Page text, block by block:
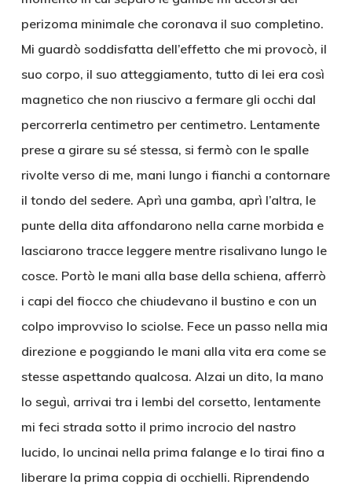
perizoma minimale che coronava il suo completino.
Mi guardò soddisfatta dell’effetto che mi provocò, il
suo corpo, il suo atteggiamento, tutto di lei era così
magnetico che non riuscivo a fermare gli occhi dal
percorrerla centimetro per centimetro. Lentamente
prese a girare su sé stessa, si fermò con le spalle
rivolte verso di me, mani lungo i fianchi a contornare
il tondo del sedere. Aprì una gamba, aprì l’altra, le
punte della dita affondarono nella carne morbida e
lasciarono tracce leggere mentre risalivano lungo le
cosce. Portò le mani alla base della schiena, afferrò
i capi del fiocco che chiudevano il bustino e con un
colpo improvviso lo sciolse. Fece un passo nella mia
direzione e poggiando le mani alla vita era come se
stesse aspettando qualcosa. Alzai un dito, la mano
lo seguì, arrivai tra i lembi del corsetto, lentamente
mi feci strada sotto il primo incrocio del nastro
lucido, lo uncinai nella prima falange e lo tirai fino a
liberare la prima coppia di occhielli. Riprendendo